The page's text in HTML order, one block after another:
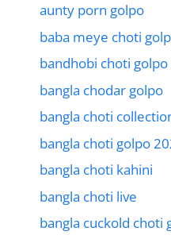
aunty porn golpo
baba meye choti
bandhobi choti golpo
bangla chodar golpo
bangla choti
bangla choti golpo
bangla choti kahini
bangla choti live
bangla cuckold choti